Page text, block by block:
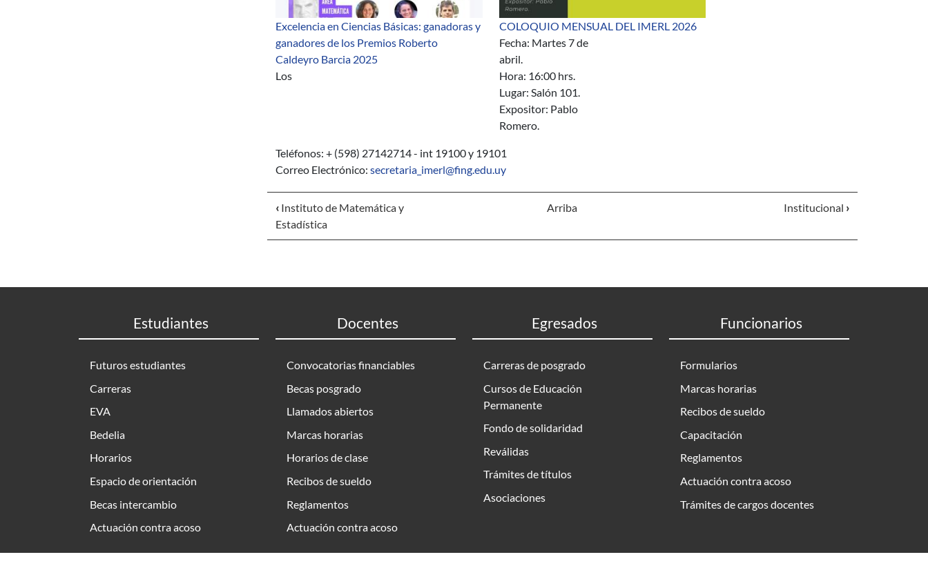
Excelencia en Ciencias Básicas: ganadoras y
ganadores de los Premios Roberto
Caldeyro Barcia 2025
Los
COLOQUIO MENSUAL DEL IMERL 2026
Fecha: Martes 7 de
abril.
Hora: 16:00 hrs.
Lugar: Salón 101.
Expositor: Pablo
Romero.
Teléfonos: + (598) 27142714 - int 19100 y 19101
Correo Electrónico: secretaria_imerl@fing.edu.uy
‹ Instituto de Matemática y
Estadística
Arriba Institucional ›
Estudiantes
Futuros estudiantes
Carreras
EVA
Bedelia
Horarios
Espacio de orientación
Becas intercambio
Actuación contra acoso
Docentes
Convocatorias financiables
Becas posgrado
Llamados abiertos
Marcas horarias
Horarios de clase
Recibos de sueldo
Reglamentos
Actuación contra acoso
Egresados
Carreras de posgrado
Cursos de Educación
Permanente
Fondo de solidaridad
Reválidas
Trámites de títulos
Asociaciones
Funcionarios
Formularios
Marcas horarias
Recibos de sueldo
Capacitación
Reglamentos
Actuación contra acoso
Trámites de cargos docentes